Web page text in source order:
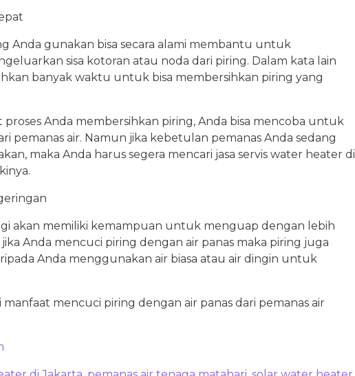
Anda gunakan bisa secara alami membantu untuk
sisa kotoran atau noda dari piring. Dalam kata lain
banyak waktu untuk bisa membersihkan piring yang
Anda membersihkan piring, Anda bisa mencoba untuk
pemanas air. Namun jika kebetulan pemanas Anda sedang
maka Anda harus segera mencari jasa servis water heater di
akan memiliki kemampuan untuk menguap dengan lebih
Anda mencuci piring dengan air panas maka piring juga
Anda menggunakan air biasa atau air dingin untuk
mencuci piring dengan air panas dari pemanas air